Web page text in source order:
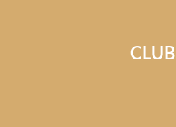
CLUB